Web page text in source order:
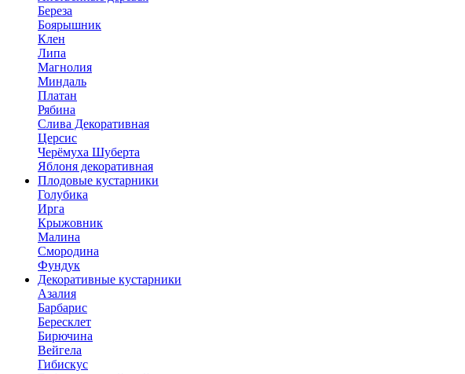
Береза
Боярышник
Клен
Липа
Магнолия
Миндаль
Платан
Рябина
Слива Декоративная
Церсис
Черёмуха Шуберта
Яблоня декоративная
Плодовые кустарники
Голубика
Ирга
Крыжовник
Малина
Смородина
Фундук
Декоративные кустарники
Азалия
Барбарис
Бересклет
Бирючина
Вейгела
Гибискус